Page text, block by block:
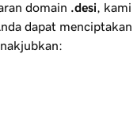
domain .desi , kami
dapat menciptakan